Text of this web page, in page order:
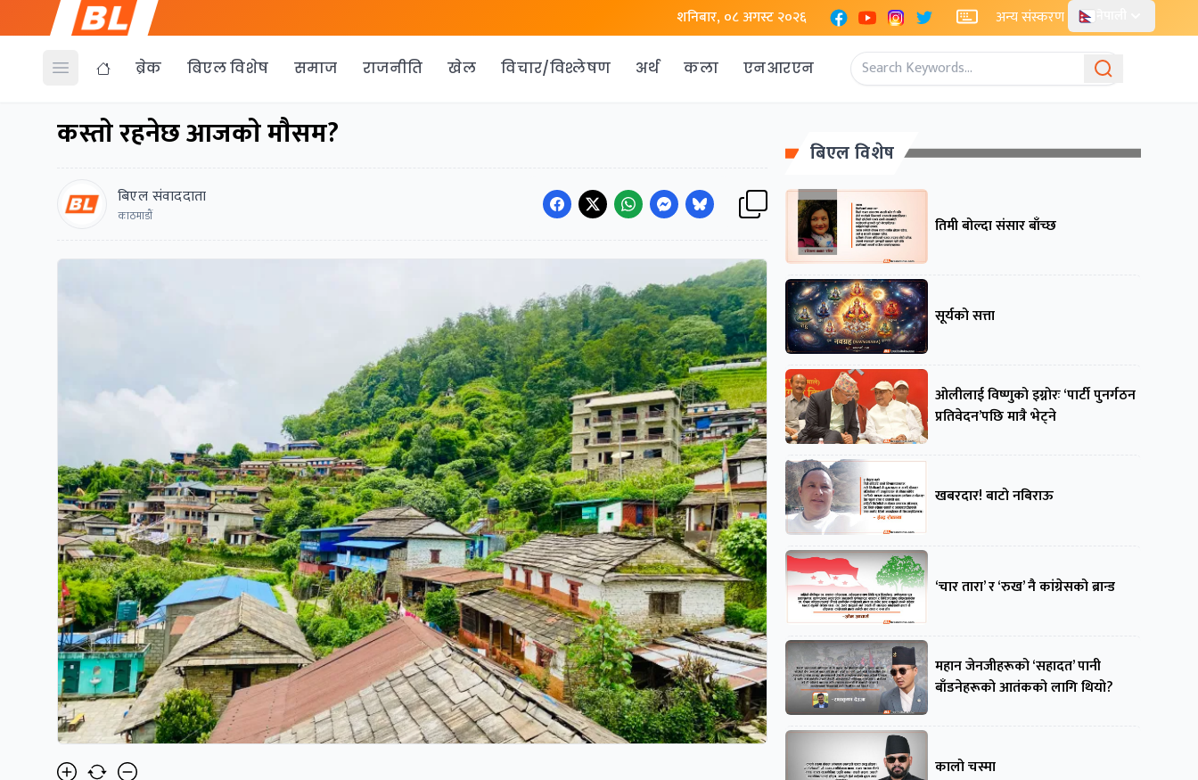
शनिबार, ०८ अगस्ट २०२६ FacebookYouTubeInstagram
X अन्य संस्करण
Open menu ब्रेक बिएल विशेष समाज राजनीति खेल विचार/विश्लेषण अर्थ कला एनआरएन
कस्ताे रहनेछ आजकाे माैसम?
बिएल संवाददाता
काठमाडाैं
बिएल विशेष
तिमी बोल्दा संसार बाँच्छ
सूर्यको सत्ता
ओलीलाई विष्णुको इग्नोरः ‘पार्टी पुनर्गठन
प्रतिवेदन’पछि मात्रै भेट्ने
खबरदार! बाटो नबिराऊ
‘चार तारा’ र ‘रुख’ नै कांग्रेसको ब्रान्ड
महान जेनजीहरूको ‘सहादत’ पानी
बाँडनेहरूको आतंकको लागि थियो?
कालो चस्मा